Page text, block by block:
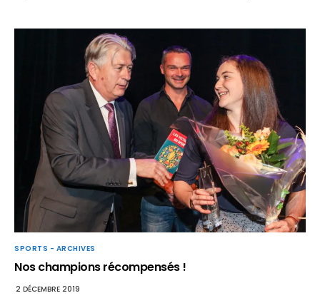
SPORTS - ARCHIVES
Nos champions récompensés !
2 DÉCEMBRE 2019